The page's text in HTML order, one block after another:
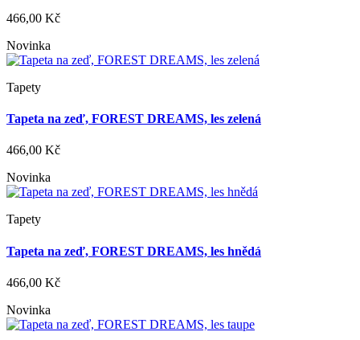
466,00 Kč
Novinka
Tapety
Tapeta na zeď, FOREST DREAMS, les zelená
466,00 Kč
Novinka
Tapety
Tapeta na zeď, FOREST DREAMS, les hnědá
466,00 Kč
Novinka